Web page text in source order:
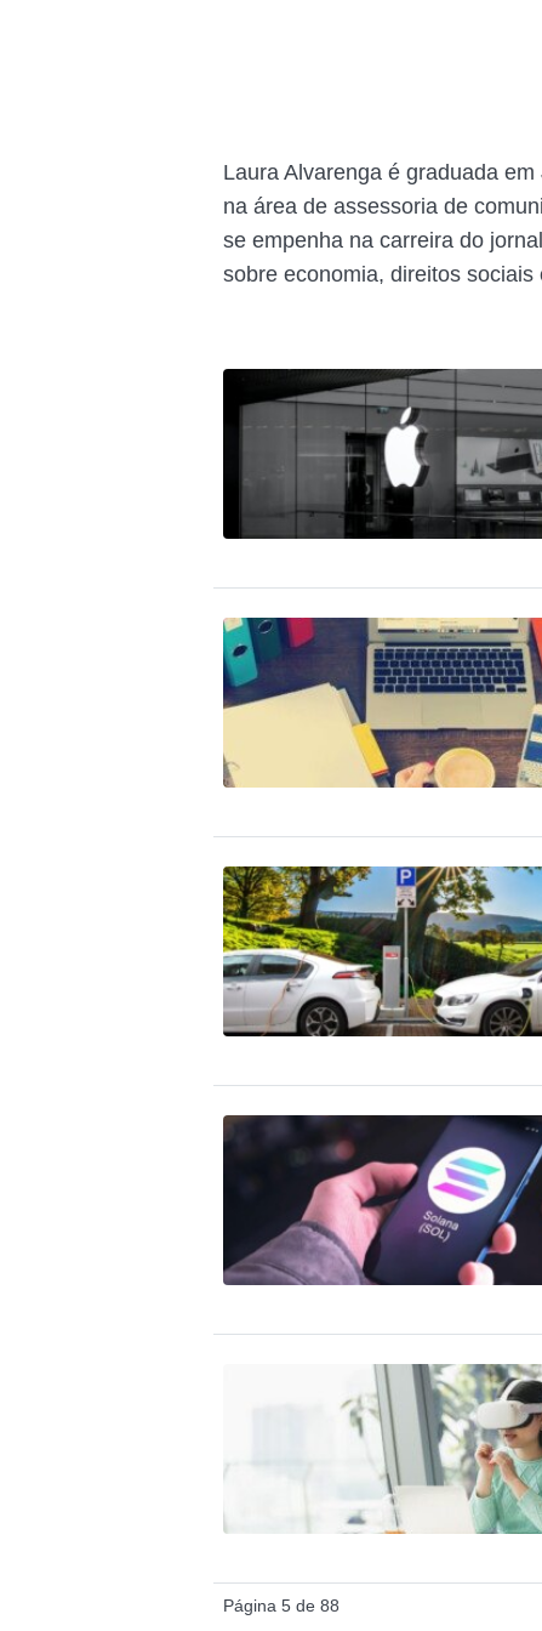
Laura Alvarenga é graduada
na área de assessoria de
se empenha na carreira do
sobre economia, direitos
Página 5 de 88